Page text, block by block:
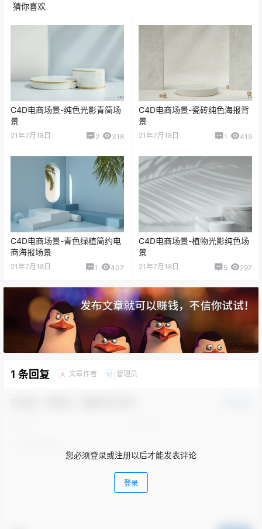
猜你喜欢
C4D电商场景-纯色光影青简场
景
21年7月18日 2 318
C4D电商场景-瓷砖纯色海报背
景
21年7月18日 1 419
C4D电商场景-青色绿植简约电
商海报场景
21年7月18日 1 407
C4D电商场景-植物光影纯色场
景
21年7月18日 5 297
1 条回复 A 文章作者 M 管理员
您必须登录或注册以后才能发表评论
登录